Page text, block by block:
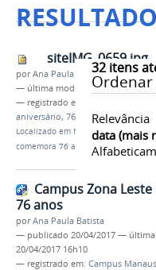
32itens
Relevância
data (mais
siteIMG_0659.jpg
porAna Paula Batista
— última modificação20/04/2017
— registrado em:
aniversário, 76 anos
Localizado em Notícias /Campus
comemora 76 anos
Campus Zona
76 anos
porAna Paula Batista
— publicado 20/04/2017 —
20/04/2017 16h10
— registrado em: Campus